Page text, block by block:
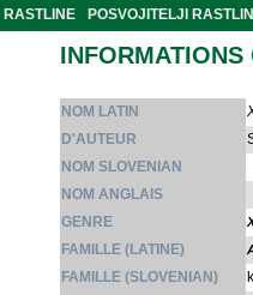
RASTLINE
POSVOJITELJI RASTLIN
NOM LATIN
D'AUTEUR
NOM SLOVENIAN
NOM ANGLAIS
GENRE
FAMILLE (LATINE)
FAMILLE (SLOVENIAN)